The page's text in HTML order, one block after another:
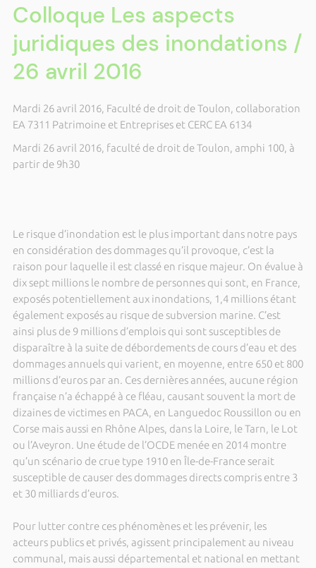
Colloque Les aspects
juridiques des inondations /
26 avril 2016
Mardi 26 avril 2016, Faculté de droit de Toulon, collaboration
EA 7311 Patrimoine et Entreprises et CERC EA 6134
Mardi 26 avril 2016, faculté de droit de Toulon, amphi 100, à
partir de 9h30
Le risque d’inondation est le plus important dans notre pays
en considération des dommages qu’il provoque, c’est la
raison pour laquelle il est classé en risque majeur. On évalue à
dix sept millions le nombre de personnes qui sont, en France,
exposés potentiellement aux inondations, 1,4 millions étant
également exposés au risque de subversion marine. C’est
ainsi plus de 9 millions d’emplois qui sont susceptibles de
disparaître à la suite de débordements de cours d’eau et des
dommages annuels qui varient, en moyenne, entre 650 et 800
millions d’euros par an. Ces dernières années, aucune région
française n’a échappé à ce fléau, causant souvent la mort de
dizaines de victimes en PACA, en Languedoc Roussillon ou en
Corse mais aussi en Rhône Alpes, dans la Loire, le Tarn, le Lot
ou l’Aveyron. Une étude de l’OCDE menée en 2014 montre
qu’un scénario de crue type 1910 en Île-de-France serait
susceptible de causer des dommages directs compris entre 3
et 30 milliards d’euros.
Pour lutter contre ces phénomènes et les prévenir, les
acteurs publics et privés, agissent principalement au niveau
communal, mais aussi départemental et national en mettant